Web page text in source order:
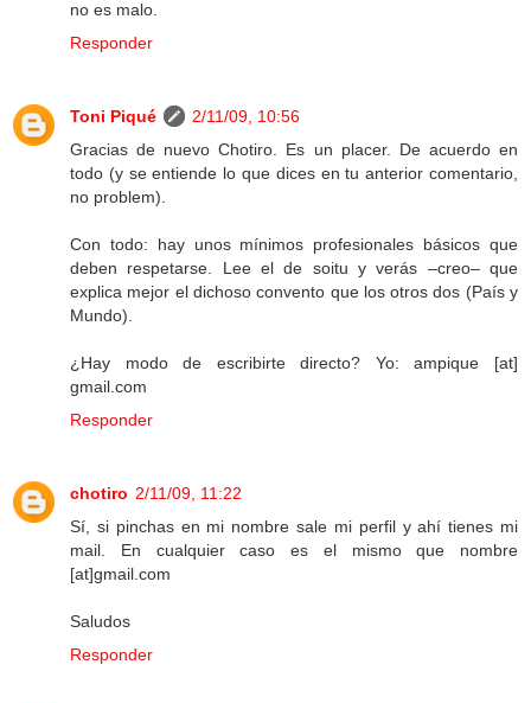
no es malo.
Responder
Toni Piqué
2/11/09, 10:56
Gracias de nuevo Chotiro. Es un placer. De acuerdo en
todo (y se entiende lo que dices en tu anterior comentario,
no problem).
Con todo: hay unos mínimos profesionales básicos que
deben respetarse. Lee el de soitu y verás –creo– que
explica mejor el dichoso convento que los otros dos (País y
Mundo).
¿Hay modo de escribirte directo? Yo: ampique [at]
gmail.com
Responder
chotiro 2/11/09, 11:22
Sí, si pinchas en mi nombre sale mi perfil y ahí tienes mi
mail. En cualquier caso es el mismo que nombre
[at]gmail.com
Saludos
Responder